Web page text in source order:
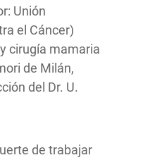
Unión
el Cáncer)
cirugía mamaria
de Milán,
del Dr. U.
de trabajar